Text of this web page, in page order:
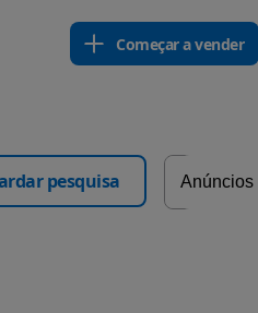
Começar a vender
pesquisa